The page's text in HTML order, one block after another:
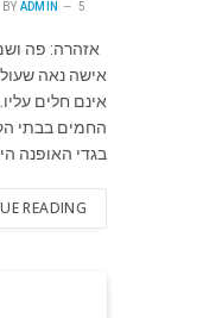
BY ADMIN 5 באוגוסט 2013
אישה נאה
אינם חלים
החמים בבתי
בגדי האופנה
READING...